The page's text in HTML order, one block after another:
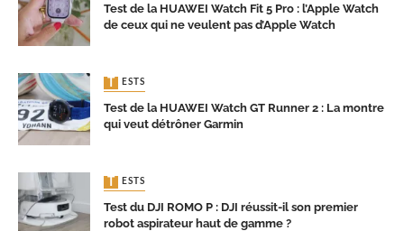
Test de la HUAWEI Watch Fit 5 Pro : l’Apple Watch
de ceux qui ne veulent pas d’Apple Watch
TESTS
Test de la HUAWEI Watch GT Runner 2 : La montre
qui veut détrôner Garmin
TESTS
Test du DJI ROMO P : DJI réussit-il son premier
robot aspirateur haut de gamme ?